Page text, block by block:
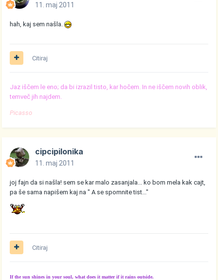
11. maj 2011
hah, kaj sem našla.
Citiraj
Jaz iščem le eno; da bi izrazil tisto, kar hočem. In ne iščem novih oblik,
temveč jih najdem.
Picasso
cipcipilonika
11. maj 2011
joj fajn da si našla! sem se kar malo zasanjala... ko bom mela kak cajt,
pa še sama napišem kaj na " A se spomnite tist..."
Citiraj
If the sun shines in your soul, what does it matter if it rains outside.